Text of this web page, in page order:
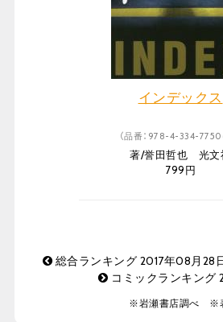
インデックス
（品番：978-4-334-
著/誉田哲也 光文
799円
総合ランキング 2017年08月28
コミックランキング
※岩瀬書店調べ ※